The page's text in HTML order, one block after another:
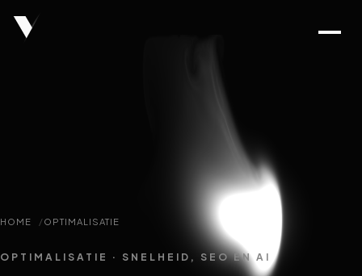
HOME OPTIMALISATIE
OPTIMALISATIE · SNELHEID, SEO EN AI